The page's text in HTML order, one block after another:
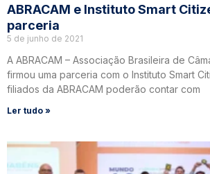
ABRACAM e Instituto Smart
parceria
5 de junho de 2021
A ABRACAM – Associação Brasileira de
firmou uma parceria com o Instituto Smart
filiados da ABRACAM poderão contar com
Ler tudo »